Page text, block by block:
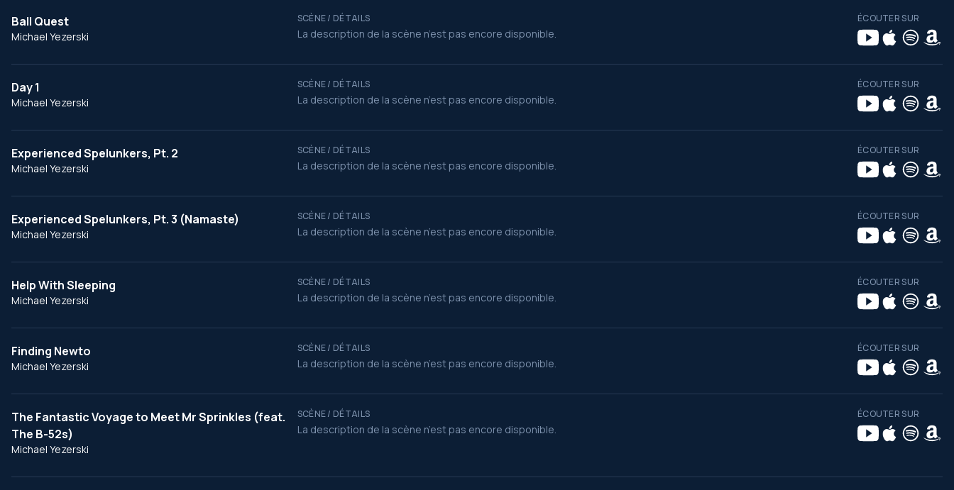
Ball Quest
Michael Yezerski
SCÈNE / DÉTAILS
La description de la scène n’est pas encore disponible.
ÉCOUTER SUR
Day 1
Michael Yezerski
SCÈNE / DÉTAILS
La description de la scène n’est pas encore disponible.
ÉCOUTER SUR
Experienced Spelunkers, Pt. 2
Michael Yezerski
SCÈNE / DÉTAILS
La description de la scène n’est pas encore disponible.
ÉCOUTER SUR
Experienced Spelunkers, Pt. 3 (Namaste)
Michael Yezerski
SCÈNE / DÉTAILS
La description de la scène n’est pas encore disponible.
ÉCOUTER SUR
Help With Sleeping
Michael Yezerski
SCÈNE / DÉTAILS
La description de la scène n’est pas encore disponible.
ÉCOUTER SUR
Finding Newto
Michael Yezerski
SCÈNE / DÉTAILS
La description de la scène n’est pas encore disponible.
ÉCOUTER SUR
The Fantastic Voyage to Meet Mr Sprinkles (feat.
The B-52s)
Michael Yezerski
SCÈNE / DÉTAILS
La description de la scène n’est pas encore disponible.
ÉCOUTER SUR